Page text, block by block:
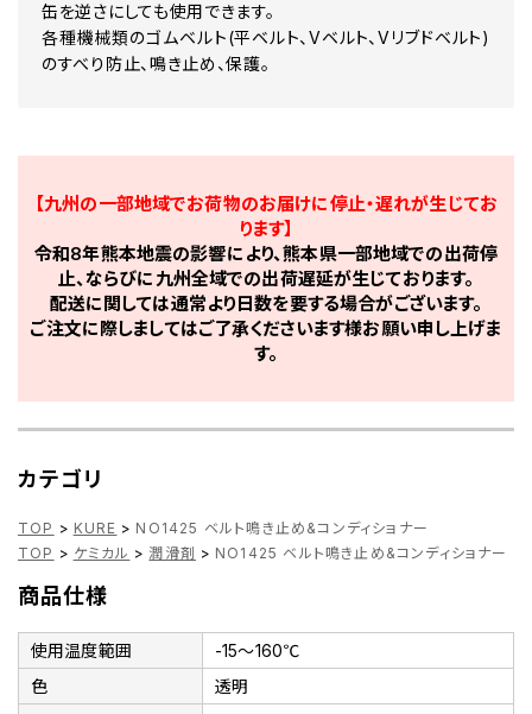
缶を逆さにしても使用できます。
各種機械類のゴムベルト(平ベルト、Vベルト、Vリブドベルト)
のすべり防止、鳴き止め、保護。
【九州の一部地域でお荷物のお届けに停止・遅れが生じてお
ります】
令和8年熊本地震の影響により、熊本県一部地域での出荷停
止、ならびに九州全域での出荷遅延が生じております。
配送に関しては通常より日数を要する場合がございます。
ご注文に際しましてはご了承くださいます様お願い申し上げま
す。
カテゴリ
TOP > KURE > NO1425 ベルト鳴き止め&コンディショナー
TOP > ケミカル > 潤滑剤 > NO1425 ベルト鳴き止め&コンディショナー
商品仕様
使用温度範囲
-15～160℃
色
透明